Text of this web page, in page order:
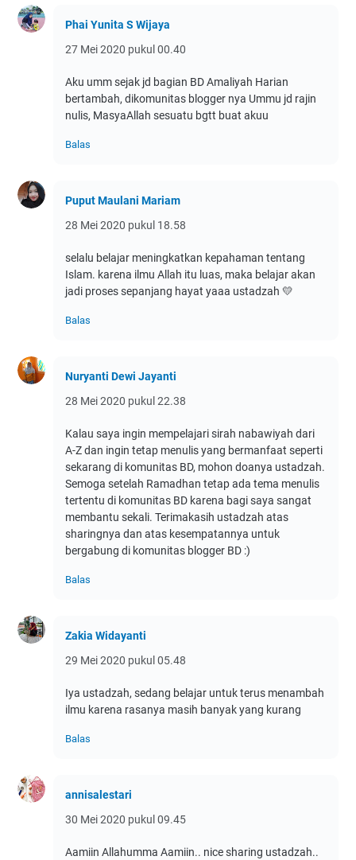
Phai Yunita S Wijaya
27 Mei 2020 pukul 00.40
Aku umm sejak jd bagian BD Amaliyah Harian
bertambah, dikomunitas blogger nya Ummu jd rajin
nulis, MasyaAllah sesuatu bgtt buat akuu
Balas
Puput Maulani Mariam
28 Mei 2020 pukul 18.58
selalu belajar meningkatkan kepahaman tentang
Islam. karena ilmu Allah itu luas, maka belajar akan
jadi proses sepanjang hayat yaaa ustadzah 💛
Balas
Nuryanti Dewi Jayanti
28 Mei 2020 pukul 22.38
Kalau saya ingin mempelajari sirah nabawiyah dari
A-Z dan ingin tetap menulis yang bermanfaat seperti
sekarang di komunitas BD, mohon doanya ustadzah.
Semoga setelah Ramadhan tetap ada tema menulis
tertentu di komunitas BD karena bagi saya sangat
membantu sekali. Terimakasih ustadzah atas
sharingnya dan atas kesempatannya untuk
bergabung di komunitas blogger BD :)
Balas
Zakia Widayanti
29 Mei 2020 pukul 05.48
Iya ustadzah, sedang belajar untuk terus menambah
ilmu karena rasanya masih banyak yang kurang
Balas
annisalestari
30 Mei 2020 pukul 09.45
Aamiin Allahumma Aamiin.. nice sharing ustadzah..